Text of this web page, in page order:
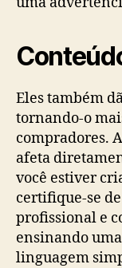
Eles também
tornando-o
compradores.
afeta
você estiver
certifique-se
profissional e
ensinando
linguagem